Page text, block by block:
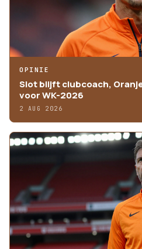
OPINIE
Slot blijft clubcoach,
voor WK-2026
2 AUG 2026